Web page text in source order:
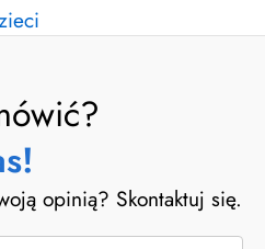
opinią? Skontaktuj się.